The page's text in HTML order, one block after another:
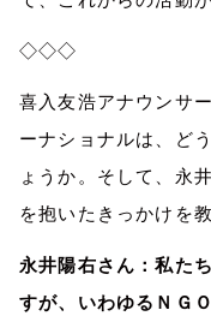
◇◇◇
喜入友浩アナウンサ
ーナショナルは、ど
ょうか。そして、永
を抱いたきっかけを
永井陽右さん：私た
すが、いわゆるＮＧ